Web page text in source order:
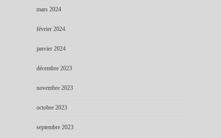
mars 2024
février 2024
janvier 2024
décembre 2023
novembre 2023
octobre 2023
septembre 2023